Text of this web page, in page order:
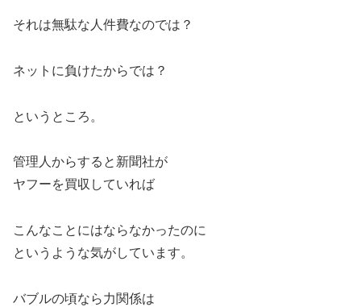
それは無駄な人件費なのでは？
ネットに負けたからでは？
というところ。
管理人からすると新聞社が
ヤフーを買収していれば
こんなことにはならなかったのに
というような気がしています。
バブルの頃なら力関係は